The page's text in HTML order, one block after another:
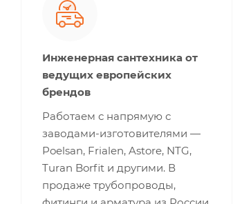
Инженерная сантехника от
ведущих европейских
брендов
Работаем с напрямую с
заводами-изготовителями —
Poelsan, Frialen, Astore, NTG,
Turan Borfit и другими. В
продаже трубопроводы,